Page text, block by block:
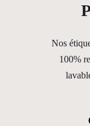
Nos
100%